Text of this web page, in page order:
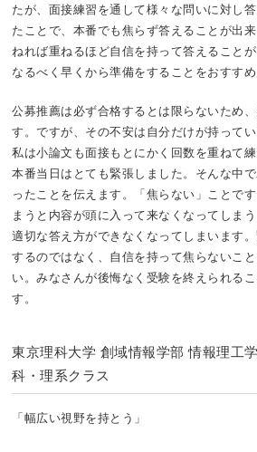
たが、面接練習を通して様々な問いに対し
たことで、本番でも焦らず答えることが出
ねれば重ねるほど自信を持って答えること
なるべく早くから準備をすることをおすすめ
公募推薦は必ず合格するとは限らないため
す。ですが、その不安は自分だけが持って
私は小論文も面接もとにかく回数を重ねて
本番当日はとても緊張しました。そんな中
ったことを伝えます。「焦らない」ことで
まうと内容が頭に入って来なくなってしま
適切な答え方ができなくなってしまいます
するのではなく、自信を持って焦らないこ
い。みなさんが後悔なく受験を終えられる
す。
東京理科大学 創域情報学部 情報理工
科・理系クラス
「幅広い視野を持とう」